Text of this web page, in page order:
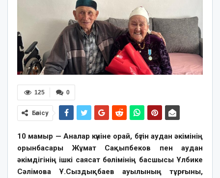
0
125
Бөлісу
10 мамыр — Аналар күніне орай, бүгін аудан әкімінің
орынбасары Жұмат Сақыпбеков пен аудан
әкімдігінің ішкі саясат бөлімінің басшысы Ұлбике
Сәлімова Ұ.Сыздықбаев ауылының тұрғыны,